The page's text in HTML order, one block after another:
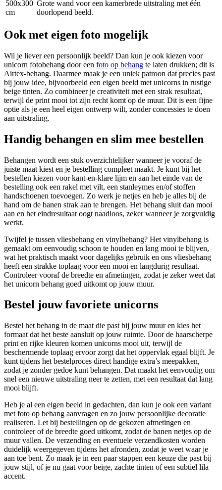
500x300
cm
Grote wand voor een kamerbrede uitstraling met één
doorlopend beeld.
Ook met eigen foto mogelijk
Wil je liever een persoonlijk beeld? Dan kun je ook kiezen voor
unicorn fotobehang door een foto op behang te laten drukken; dit is
Airtex-behang. Daarmee maak je een uniek patroon dat precies past
bij jouw idee, bijvoorbeeld een eigen beeld met unicorns in rustige
beige tinten. Zo combineer je creativiteit met een strak resultaat,
terwijl de print mooi tot zijn recht komt op de muur. Dit is een fijne
optie als je een heel eigen ontwerp wilt, zonder concessies te doen
aan uitstraling.
Handig behangen en slim mee bestellen
Behangen wordt een stuk overzichtelijker wanneer je vooraf de
juiste maat kiest en je bestelling compleet maakt. Je kunt bij het
bestellen kiezen voor kant-en-klare lijm en aan het einde van de
bestelling ook een rakel met vilt, een stanleymes en/of stoffen
handschoenen toevoegen. Zo werk je netjes en heb je alles bij de
hand om de banen strak aan te brengen. Het behang sluit dan mooi
aan en het eindresultaat oogt naadloos, zeker wanneer je zorgvuldig
werkt.
Twijfel je tussen vliesbehang en vinylbehang? Het vinylbehang is
gemaakt om eenvoudig schoon te houden en lang mooi te blijven,
wat het praktisch maakt voor dagelijks gebruik en ons vliesbehang
heeft een strakke toplaag voor een mooi en langdurig resultaat.
Controleer vooraf de breedte en afmetingen, zodat je zeker weet dat
het unicorn behang goed uitkomt op jouw muur.
Bestel jouw favoriete unicorns
Bestel het behang in de maat die past bij jouw muur en kies het
formaat dat het beste aansluit op jouw ruimte. Door de haarscherpe
print en rijke kleuren komen unicorns mooi uit, terwijl de
beschermende toplaag ervoor zorgt dat het oppervlak egaal blijft. Je
kunt tijdens het bestelproces direct handige extra’s meepakken,
zodat je zonder gedoe kunt behangen. Dat maakt het eenvoudig om
snel een nieuwe uitstraling neer te zetten, met een resultaat dat lang
mooi blijft.
Heb je al een eigen beeld in gedachten, dan kun je ook een variant
met foto op behang aanvragen en zo jouw persoonlijke decoratie
realiseren. Let bij bestellingen op de gekozen afmetingen en
controleer of de breedte goed uitkomt, zodat de banen netjes op de
muur vallen. De verzending en eventuele verzendkosten worden
duidelijk weergegeven tijdens het afronden, zodat je weet waar je
aan toe bent. Zo maak je in een paar stappen een keuze die past bij
jouw stijl, of je nu gaat voor beige, zachte tinten of een subtiel lila
accent.